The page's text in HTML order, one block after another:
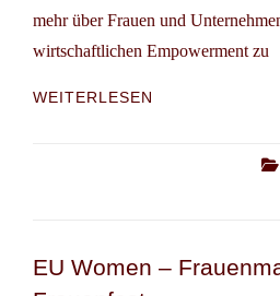
mehr über Frauen und
wirtschaftlichen Empowerment zu
WEITERLESEN
GERMANY
EU Women –